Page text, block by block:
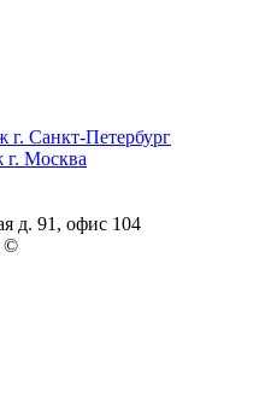
г. Санкт-Петербург
г. Москва
д. 91, офис 104
©